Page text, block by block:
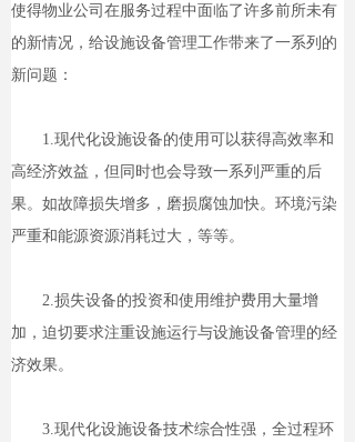
使得物业公司在服务过程中面临了许多前所未有
的新情况，给设施设备管理工作带来了一系列的
新问题：
1.现代化设施设备的使用可以获得高效率和
高经济效益，但同时也会导致一系列严重的后
果。如故障损失增多，磨损腐蚀加快。环境污染
严重和能源资源消耗过大，等等。
2.损失设备的投资和使用维护费用大量增
加，迫切要求注重设施运行与设施设备管理的经
济效果。
3.现代化设施设备技术综合性强，全过程环